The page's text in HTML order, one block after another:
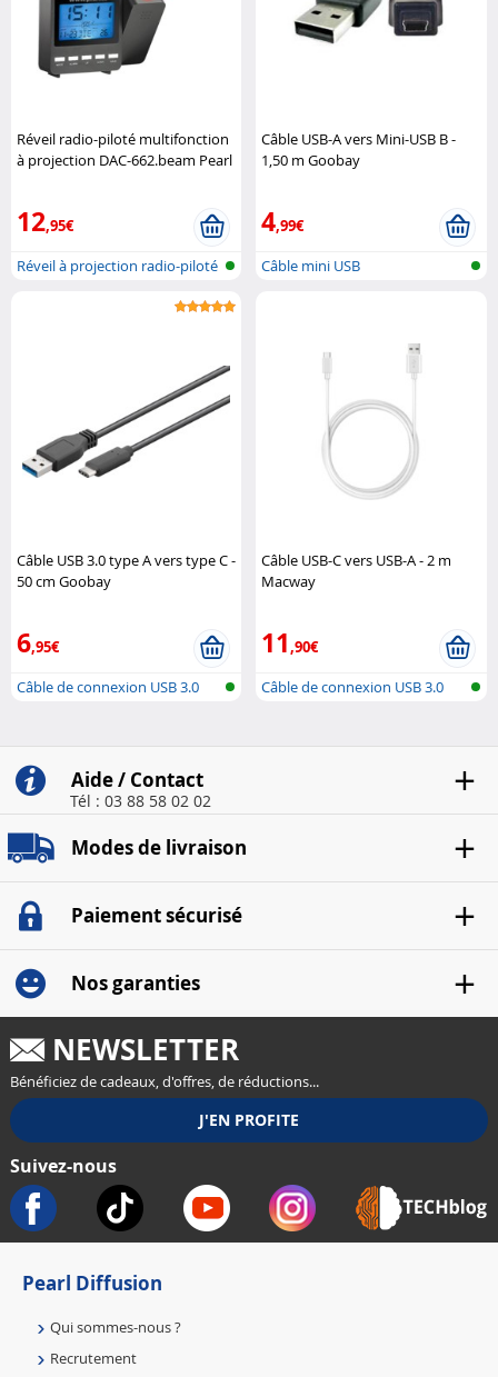
Réveil radio-piloté multifonction
à projection DAC-662.beam Pearl
12,95€
Réveil à projection radio-piloté
Câble USB-A vers Mini-USB B -
1,50 m Goobay
4,99€
Câble mini USB
Câble USB 3.0 type A vers type C -
50 cm Goobay
6,95€
Câble de connexion USB 3.0
Câble USB-C vers USB-A - 2 m
Macway
11,90€
Câble de connexion USB 3.0
Aide / Contact
Tél : 03 88 58 02 02
Modes de livraison
Paiement sécurisé
Nos garanties
NEWSLETTER
Bénéficiez de cadeaux, d'offres, de réductions...
Suivez-nous
Pearl Diffusion
Qui sommes-nous ?
Recrutement